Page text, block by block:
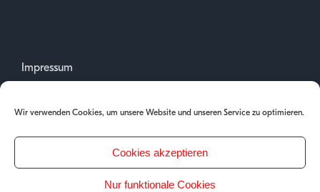
Wir verwenden Cookies, um unsere Website und unseren Service zu optimieren.
Cookies akzeptieren
Nur funktionale Cookies
Impressum